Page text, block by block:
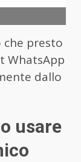
che presto
WhatsApp
dallo
usare